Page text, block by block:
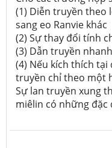
(1) Diễn truyền theo
sang eo Ranvie khác
(2) Sự thay đổi tính
(3) Dẫn truyền
(4) Nếu kích thích
truyền chỉ theo một
Sự lan truyền xung
miêlin có những đặc